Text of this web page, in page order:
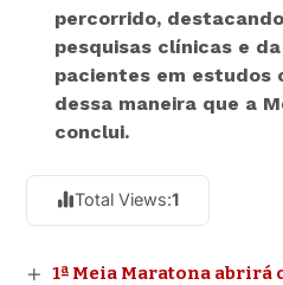
percorrido,
pesquisas clínicas e
pacientes em estudos
dessa maneira que a
conclui.
Total Views:1
1ª Meia Maratona abrirá